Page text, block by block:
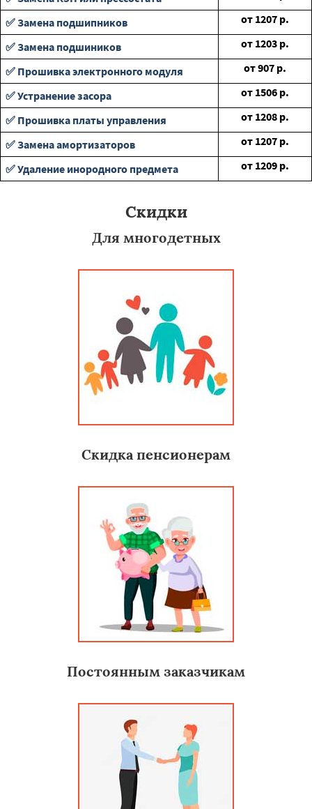
✅ Замена подшипников
от 1207 р.
✅ Замена подшиников
от 1203 р.
✅ Прошивка электронного модуля
от907 р.
✅ Устранение засора
от 1506 р.
✅ Прошивка платы управления
от 1208 р.
✅ Замена амортизаторов
от 1207 р.
✅ Удаление инородного предмета
от 1209 р.
Скидки
Для многодетных
Скидка пенсионерам
Постоянным заказчикам